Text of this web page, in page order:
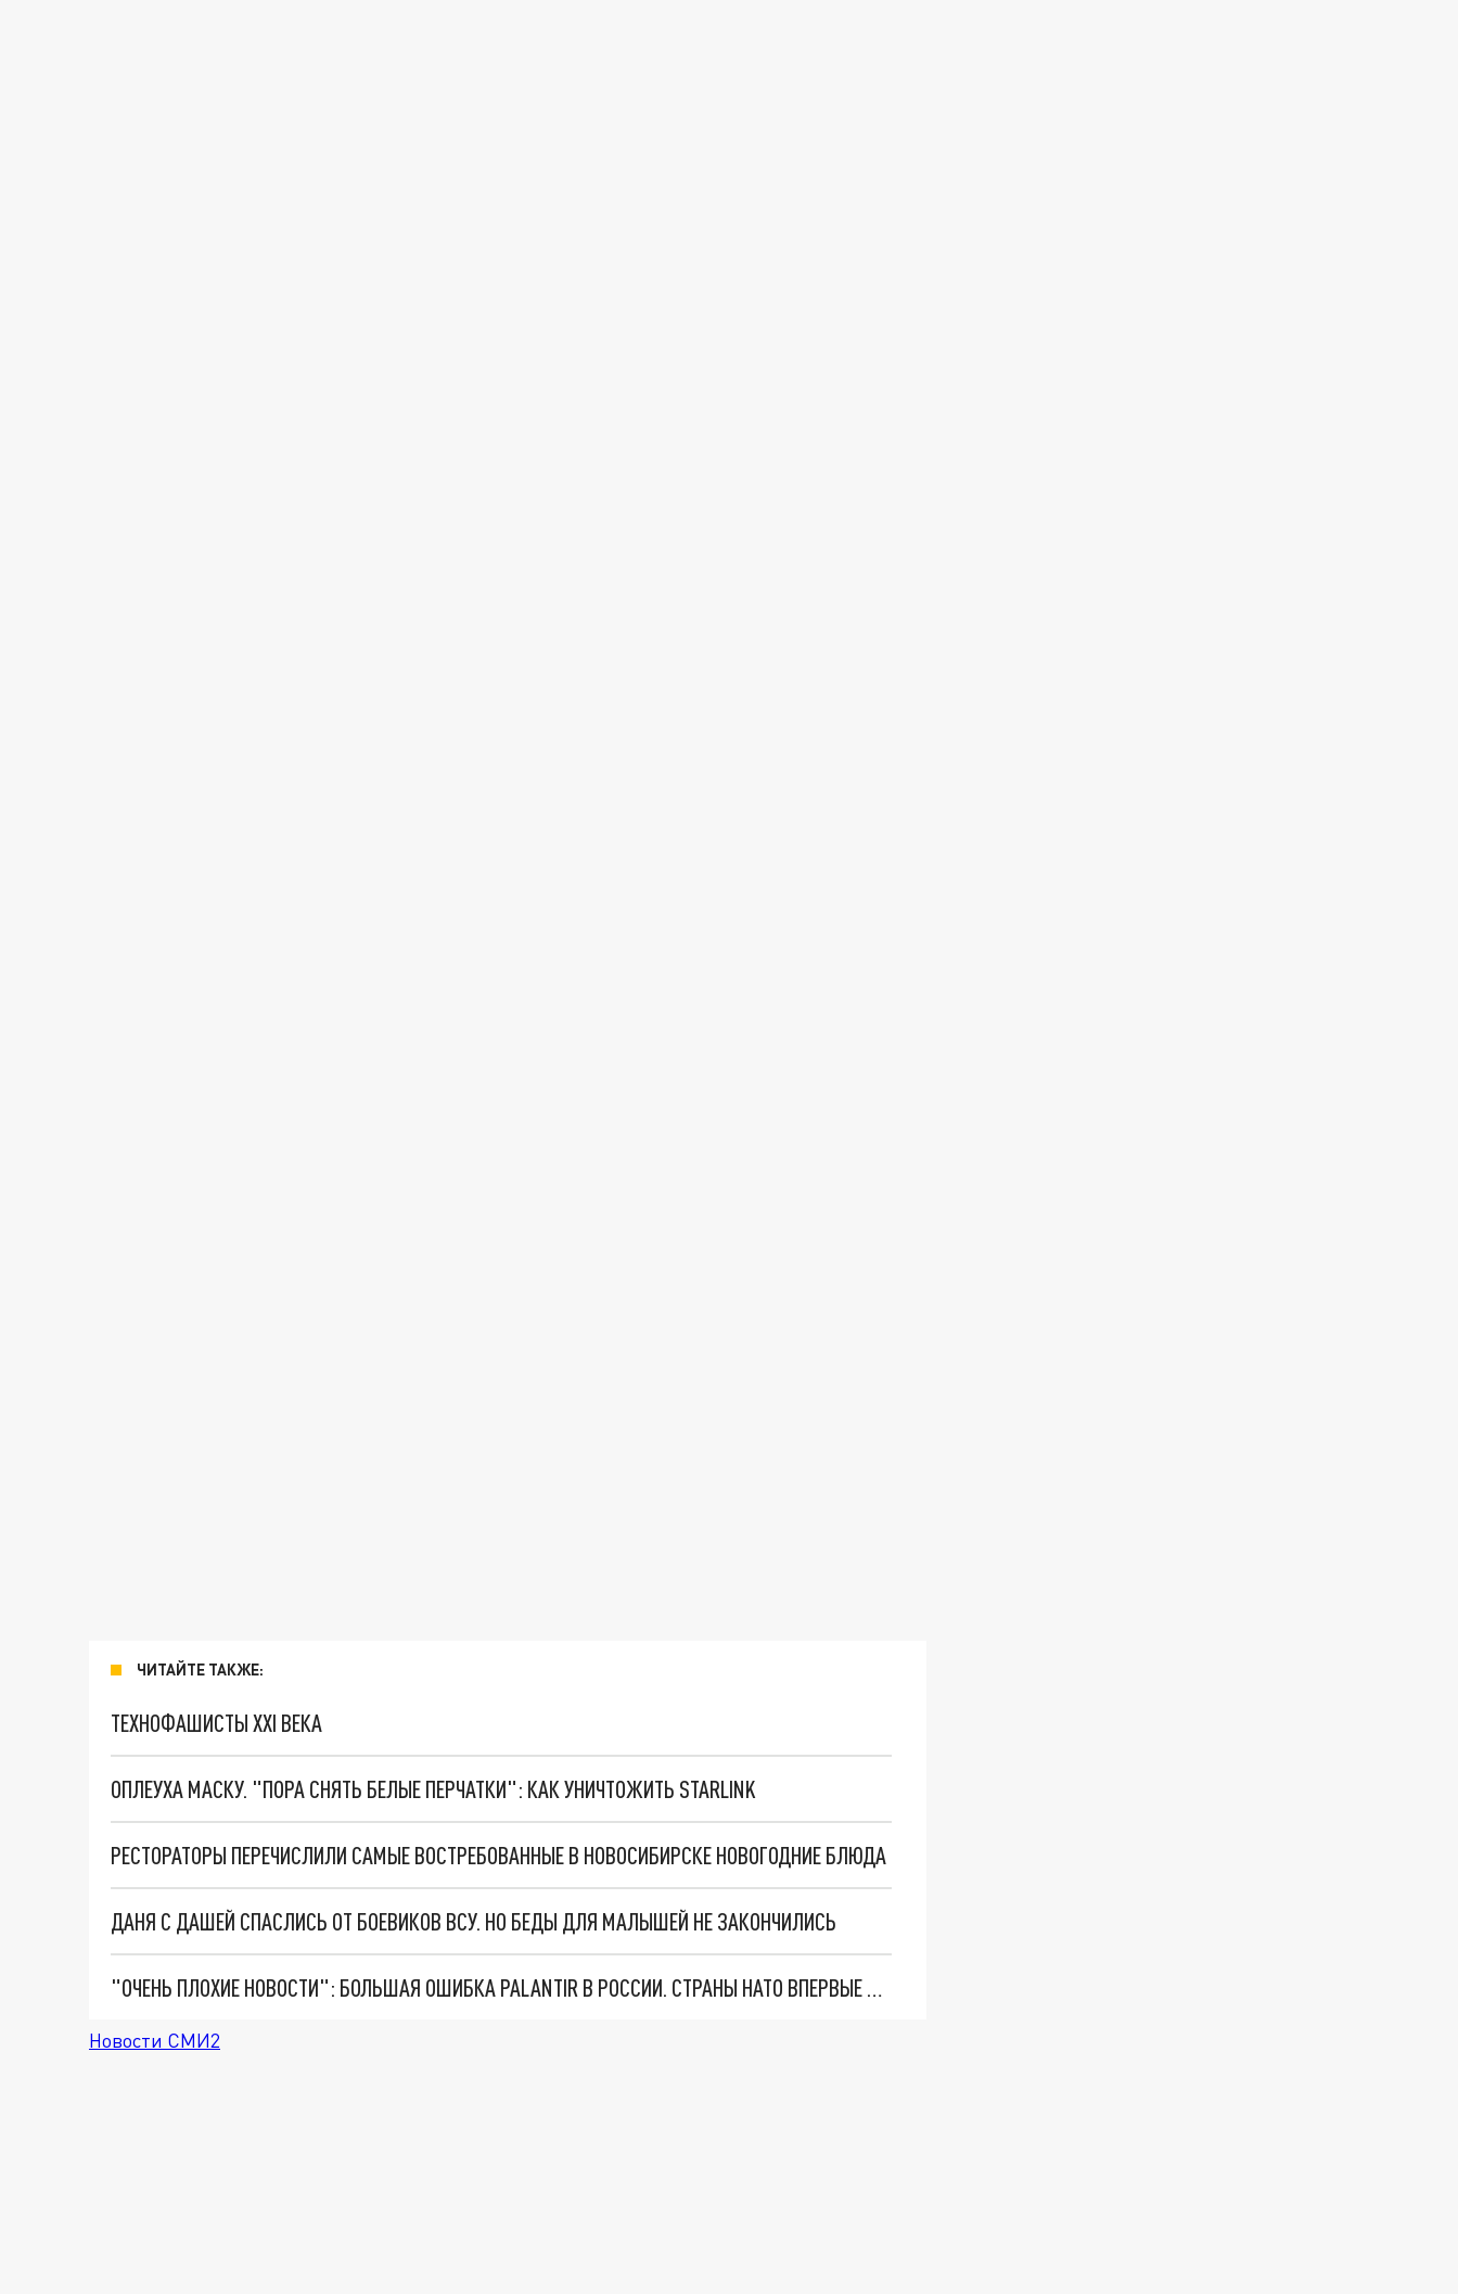
ЧИТАЙТЕ ТАКЖЕ:
ТЕХНОФАШИСТЫ XXI ВЕКА
ОПЛЕУХА МАСКУ. "ПОРА СНЯТЬ БЕЛЫЕ ПЕРЧАТКИ": КАК УНИЧТОЖИТЬ STARLINK
РЕСТОРАТОРЫ ПЕРЕЧИСЛИЛИ САМЫЕ ВОСТРЕБОВАННЫЕ В НОВОСИБИРСКЕ НОВОГОДНИЕ БЛЮДА
ДАНЯ С ДАШЕЙ СПАСЛИСЬ ОТ БОЕВИКОВ ВСУ. НО БЕДЫ ДЛЯ МАЛЫШЕЙ НЕ ЗАКОНЧИЛИСЬ
"ОЧЕНЬ ПЛОХИЕ НОВОСТИ": БОЛЬШАЯ ОШИБКА PALANTIR В РОССИИ. СТРАНЫ НАТО ВПЕРВЫЕ ЗА СВО ОСТАНОВИЛИ ПОСТАВКИ ОРУЖИЯ. ВСУ ТЕРЯЮТ ПРИГРАНИЧЬЕ?
Новости СМИ2